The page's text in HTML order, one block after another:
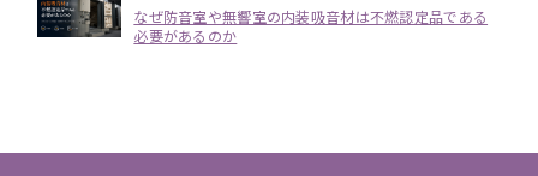
なぜ防音室や無響室の内装吸音材は不燃認定品である
必要があるのか